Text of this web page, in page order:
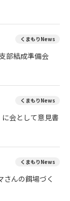
くまもりNews
部結成準備会
くまもりNews
会として意見書
くまもりNews
んの餌場づく